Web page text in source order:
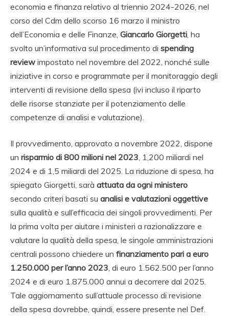
economia e finanza relativo al triennio 2024-2026, nel
corso del Cdm dello scorso 16 marzo il ministro
dell’Economia e delle Finanze, Giancarlo Giorgetti , ha
svolto un’informativa sul procedimento di spending
review impostato nel novembre del 2022, nonché sulle
iniziative in corso e programmate per il monitoraggio degli
interventi di revisione della spesa (ivi incluso il riparto
delle risorse stanziate per il potenziamento delle
competenze di analisi e valutazione).
Il provvedimento, approvato a novembre 2022, dispone
un risparmio di 800 milioni nel 2023 , 1,200 miliardi nel
2024 e di 1,5 miliardi del 2025. La riduzione di spesa, ha
spiegato Giorgetti, sarà attuata da ogni ministero
secondo criteri basati su analisi e valutazioni oggettive
sulla qualità e sull’efficacia dei singoli provvedimenti. Per
la prima volta per aiutare i ministeri a razionalizzare e
valutare la qualità della spesa, le singole amministrazioni
centrali possono chiedere un finanziamento pari a euro
1.250.000 per l’anno 2023 , di euro 1.562.500 per l’anno
2024 e di euro 1.875.000 annui a decorrere dal 2025.
Tale aggiornamento sull’attuale processo di revisione
della spesa dovrebbe, quindi, essere presente nel Def.